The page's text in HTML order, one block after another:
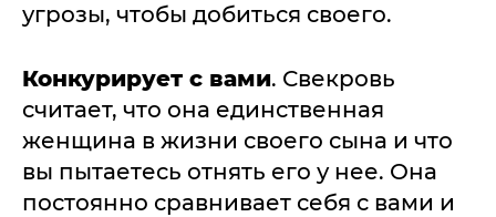
угрозы, чтобы добиться своего.
Конкурирует с вами. Свекровь
считает, что она единственная
женщина в жизни своего сына и что
вы пытаетесь отнять его у нее. Она
постоянно сравнивает себя с вами и